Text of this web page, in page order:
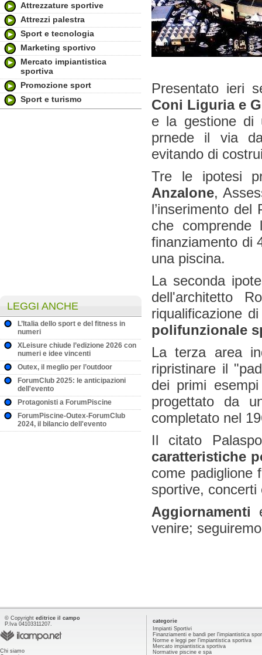
Attrezzature sportive
Attrezzi palestra
Sport e tecnologia
Marketing sportivo
Mercato impiantistica
sportiva
Promozione sport
Sport e turismo
LEGGI ANCHE
L’Italia dello sport e del fitness in
numeri
XLeisure chiude l’edizione 2026 con
numeri e idee vincenti
Outex, il meglio per l’outdoor
ForumClub 2025: le anticipazioni
dell'evento
Protagonisti a ForumPiscine
ForumPiscine-Outex-ForumClub
2024, il bilancio dell'evento
Presentato ieri
Coni Liguria e
e la gestione
prnede il via
evitando di
Tre le ipotesi
Anzalone,
l’inserimento del
che
finanziamento di
una piscina.
La seconda
dell'architetto
riqualificazione
polifunzionale
La terza area
ripristinare il
dei primi
progettato da
completato nel
Il citato
caratteristiche
come padiglione
sportive, concerti
Aggiornamenti
venire;
© Copyright editrice il campo
P.Iva 04103311207.
Chi siamo
categorie
Impianti Sportivi
Finanziamenti e bandi per l'impiantistica
Norme e leggi per l'impiantistica sportiva
Mercato impiantistica sportiva
Normative piscine e spa